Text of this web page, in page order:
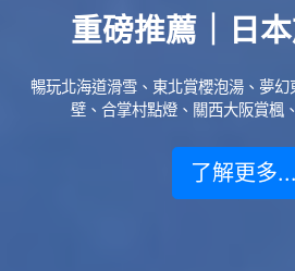
重磅推薦｜日
暢玩北海道滑雪、東北賞櫻泡湯、夢
壁、合掌村點燈、關西大阪賞楓
了解更多...